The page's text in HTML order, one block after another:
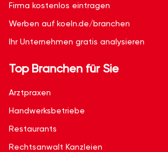
Firma kostenlos eintragen
Werben auf koeln.de/branchen
Ihr Unternehmen gratis analysieren
Top Branchen für Sie
Arztpraxen
Handwerksbetriebe
Restaurants
Rechtsanwalt Kanzleien